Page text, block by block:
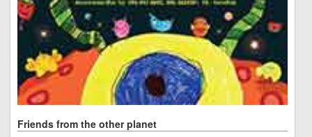
Friends from the other planet